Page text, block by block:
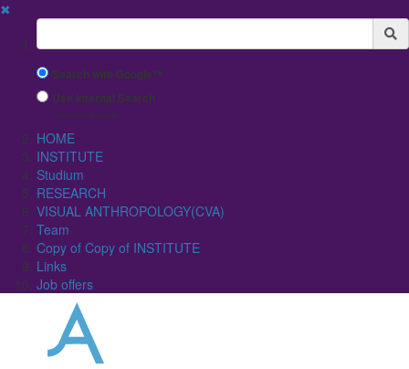
✖
Suchbegriff
Search with Google™
Use Internal Search
(limited result quality)
HOME
INSTITUTE
Studium
RESEARCH
VISUAL ANTHROPOLOGY(CVA)
Team
Copy of Copy of INSTITUTE
Links
Job offers